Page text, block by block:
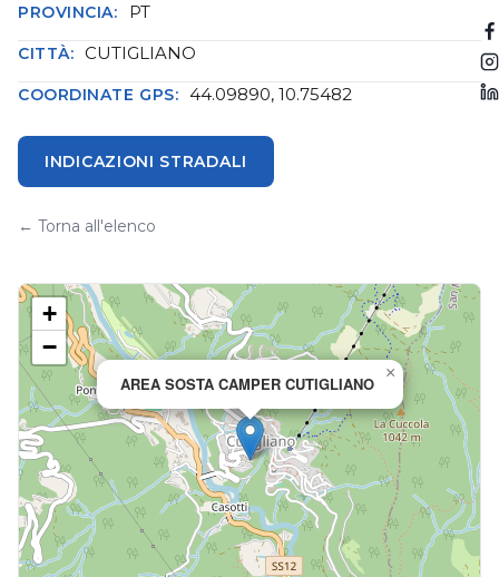
PROVINCIA: PT
CITTÀ: CUTIGLIANO
COORDINATE GPS: 44.09890, 10.75482
INDICAZIONI STRADALI
← Torna all'elenco
AREA SOSTA CAMPER CUTIGLIANO
×
+
−